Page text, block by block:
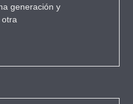
generación y